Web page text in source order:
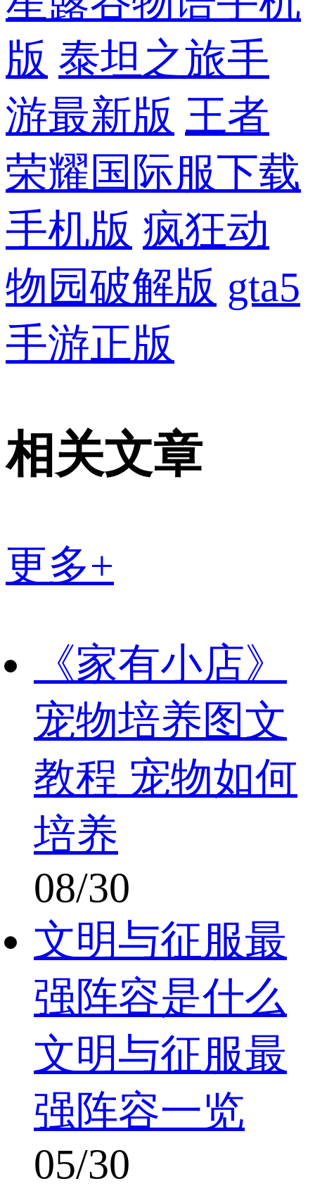
版 泰坦之旅手
游最新版 王者
荣耀国际服下载
手机版 疯狂动
物园破解版 gta5
手游正版
相关文章
更多+
《家有小店》
宠物培养图文
教程 宠物如何
培养
08/30
文明与征服最
强阵容是什么
文明与征服最
强阵容一览
05/30